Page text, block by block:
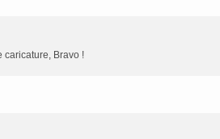
caricature, Bravo !